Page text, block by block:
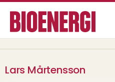
Lars Mårtensson